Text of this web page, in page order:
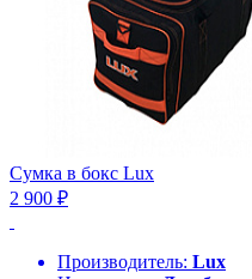
Сумка в бокс Lux
2 900 ₽
Производитель: Lux